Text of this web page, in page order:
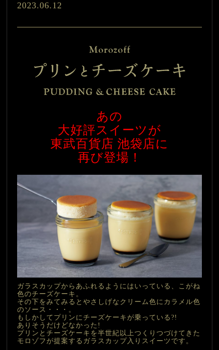
2023.06.12
あの
大好評スイーツが
東武百貨店 池袋店に
再び登場！
ガラスカップからあふれるようにはいっている、こがね
色のチーズケーキ。
その下をみてみるとやさしげなクリーム色にカラメル色
のソース・・・。
もしかしてプリンにチーズケーキが乗っている?!
ありそうだけどなかった!
プリンとチーズケーキを半世紀以上つくりつづけてきた